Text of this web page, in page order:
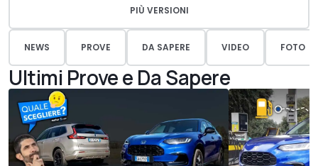
PIÙ VERSIONI
NEWS PROVE DA SAPERE VIDEO FOTO
Ultimi Prove e Da Sapere